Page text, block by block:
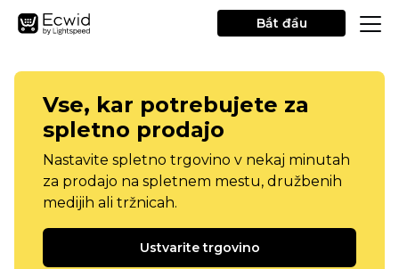
Bắt đầu
Vse, kar potrebujete za
spletno prodajo
Nastavite spletno trgovino v nekaj minutah
za prodajo na spletnem mestu, družbenih
medijih ali tržnicah.
Ustvarite trgovino